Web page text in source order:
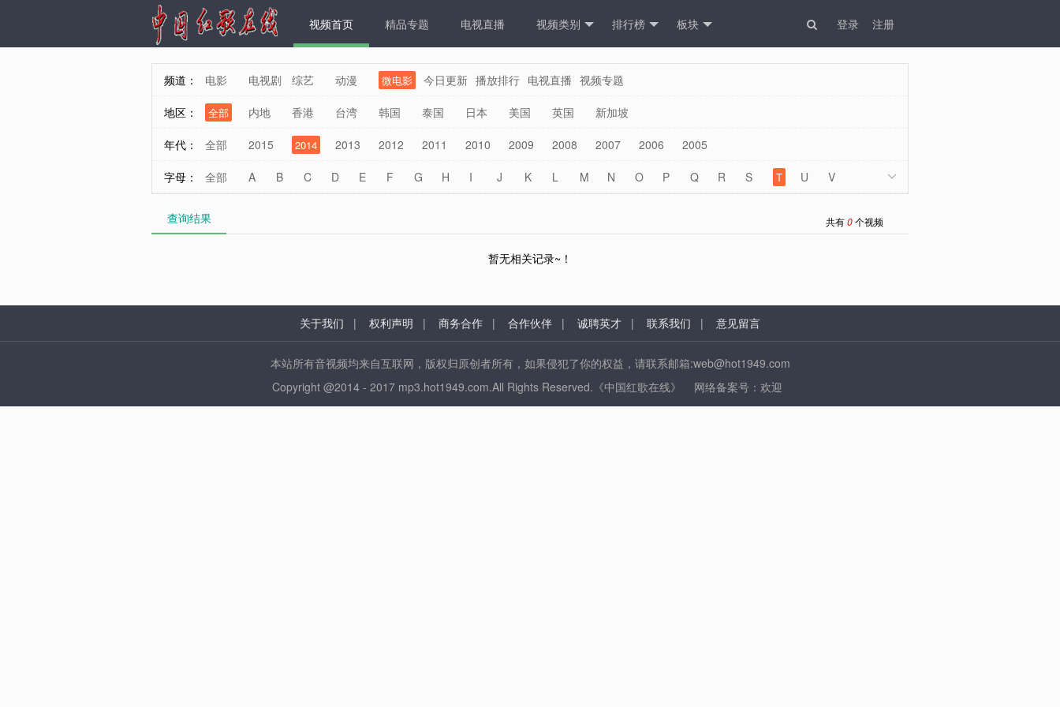
视频首页 精品专题 电视直播 视频类别 排行榜 板块 登录 注册
频道： 电影 电视剧 综艺 动漫 微电影 今日更新 播放排行 电视直播 视频专题
地区： 全部 内地 香港 台湾 韩国 泰国 日本 美国 英国 新加坡
年代： 全部 2015 2014 2013 2012 2011 2010 2009 2008 2007 2006 2005
字母： 全部 A B C D E F G H I J K L M N O P Q R S T U V 
查询结果 共有0个视频
暂无相关记录~！
关于我们 | 权利声明 | 商务合作 | 合作伙伴 | 诚聘英才 | 联系我们 | 意见留言
本站所有音视频均来自互联网，版权归原创者所有，如果侵犯了你的权益，请联系邮箱:web@hot1949.com
Copyright @2014 - 2017 mp3.hot1949.com.All Rights Reserved.《中国红歌在线》 网络备案号：欢迎